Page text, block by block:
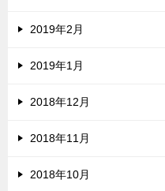
2019年2月
2019年1月
2018年12月
2018年11月
2018年10月